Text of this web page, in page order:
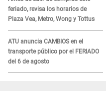
feriado, revisa los horarios de
Plaza Vea, Metro, Wong y Tottus
ATU anuncia CAMBIOS en el
transporte público por el FERIADO
del 6 de agosto